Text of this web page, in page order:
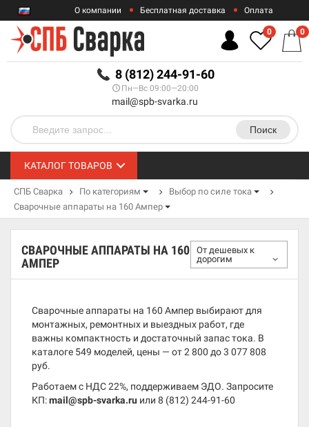
RUB
О компании Бесплатная доставка Оплата
Гарантии
8 (812) 244-91-60
Пн—Вс 09:00—20:00
mail@spb-svarka.ru
Поиск
0 0
КАТАЛОГ ТОВАРОВ
СПБ Сварка По категориям
Выбор по силе тока
Сварочные аппараты на 160 Ампер
СВАРОЧНЫЕ АППАРАТЫ НА 160
АМПЕР
От дешевых к
дорогим
Сварочные аппараты на 160 Ампер выбирают для
монтажных, ремонтных и выездных работ, где
важны компактность и достаточный запас тока. В
каталоге 549 моделей, цены — от 2 800 до 3 077 808
руб.
Работаем с НДС 22%, поддерживаем ЭДО. Запросите
КП:mail@spb-svarka.ru или 8 (812) 244-91-60